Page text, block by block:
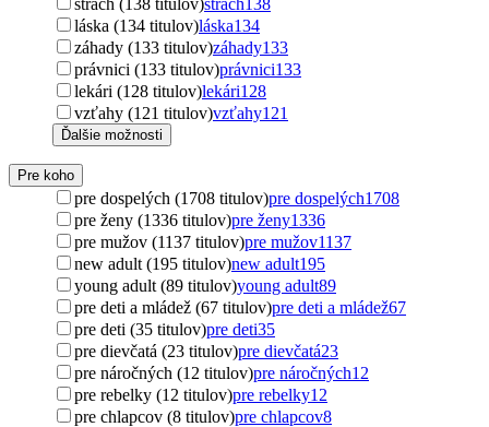
strach (138 titulov)strach138
láska (134 titulov)láska134
záhady (133 titulov)záhady133
právnici (133 titulov)právnici133
lekári (128 titulov)lekári128
vzťahy (121 titulov)vzťahy121
Ďalšie možnosti
Pre koho
pre dospelých (1708 titulov)pre dospelých1708
pre ženy (1336 titulov)pre ženy1336
pre mužov (1137 titulov)pre mužov1137
new adult (195 titulov)new adult195
young adult (89 titulov)young adult89
pre deti a mládež (67 titulov)pre deti a mládež67
pre deti (35 titulov)pre deti35
pre dievčatá (23 titulov)pre dievčatá23
pre náročných (12 titulov)pre náročných12
pre rebelky (12 titulov)pre rebelky12
pre chlapcov (8 titulov)pre chlapcov8